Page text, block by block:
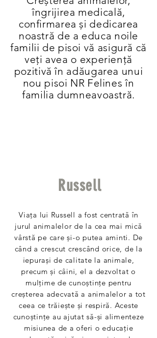
îngrijirea medicală,
confirmarea și dedicarea
noastră de a educa noile
familii de pisoi vă asigură că
veți avea o experiență
pozitivă în adăugarea unui
nou pisoi NR Felines în
familia dumneavoastră.
Russell
Viața lui Russell a fost centrată în
jurul animalelor de la cea mai mică
vârstă pe care și-o putea aminti. De
când a crescut crescând orice, de la
iepurași de calitate la animale,
precum și câini, el a dezvoltat o
mulțime de cunoștințe pentru
creșterea adecvată a animalelor a tot
ceea ce trăiește și respiră. Aceste
cunoștințe au ajutat să-și alimenteze
misiunea de a oferi o educație